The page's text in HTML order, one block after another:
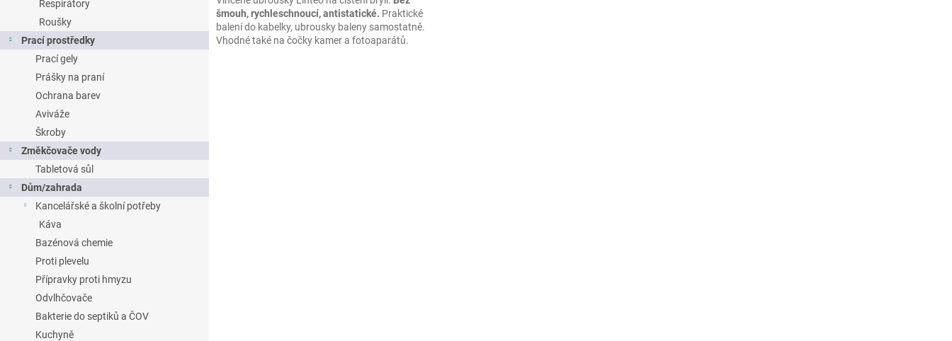
Respirátory
Roušky
Prací prostředky
Prací gely
Prášky na praní
Ochrana barev
Aviváže
Škroby
Změkčovače vody
Tabletová sůl
Dům/zahrada
Kancelářské a školní potřeby
Káva
Bazénová chemie
Proti plevelu
Přípravky proti hmyzu
Odvlhčovače
Bakterie do septiků a ČOV
Kuchyně
šmouh, rychleschnoucí, antistatické. Praktické
balení do kabelky, ubrousky baleny samostatně.
Vhodné také na čočky kamer a fotoaparátů.